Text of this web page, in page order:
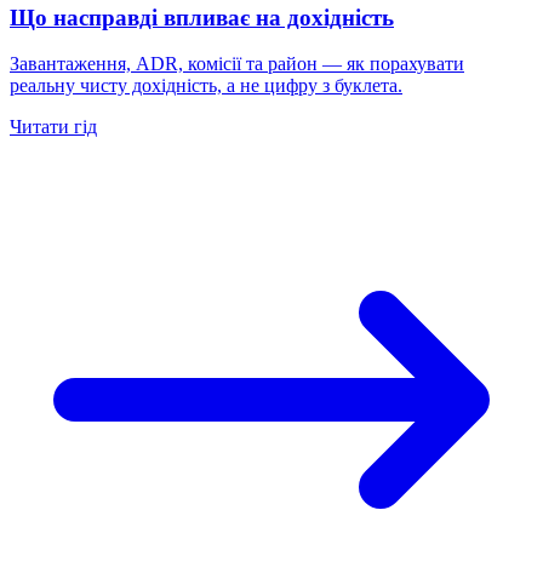
Що насправді впливає на дохідність
Завантаження, ADR, комісії та район — як порахувати
реальну чисту дохідність, а не цифру з буклета.
Читати гід